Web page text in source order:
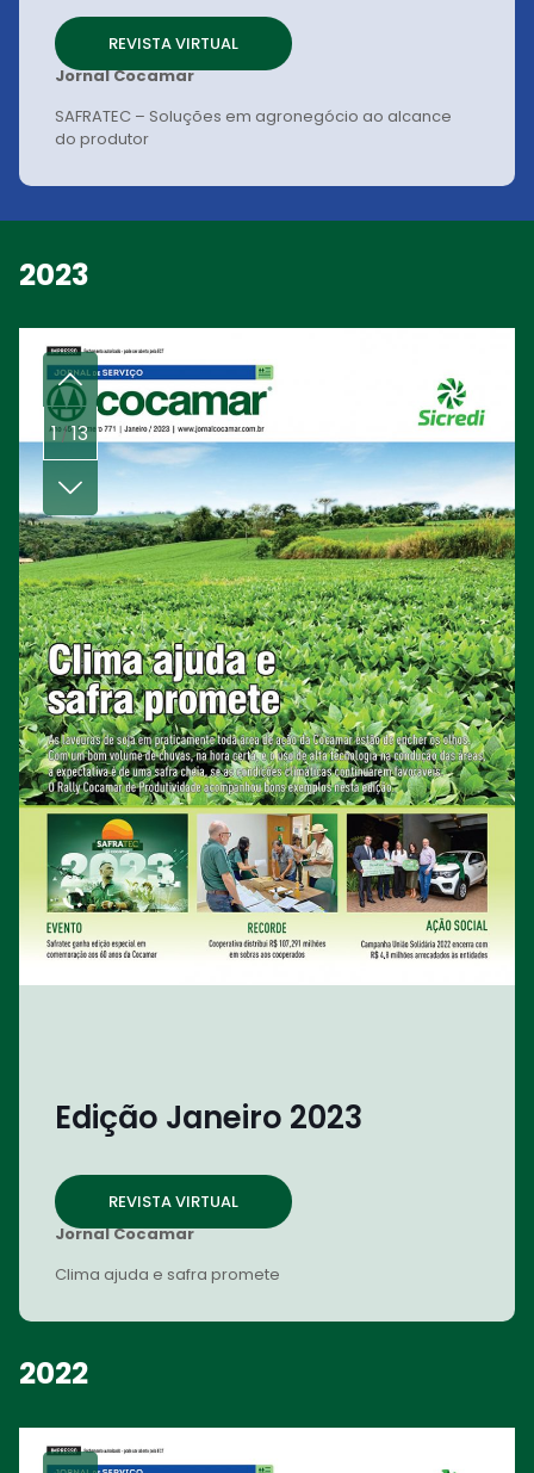
REVISTA VIRTUAL
Jornal Cocamar
SAFRATEC – Soluções em agronegócio ao alcance
do produtor
2023
Edição Janeiro 2023
REVISTA VIRTUAL
Jornal Cocamar
Clima ajuda e safra promete
1/13
2022